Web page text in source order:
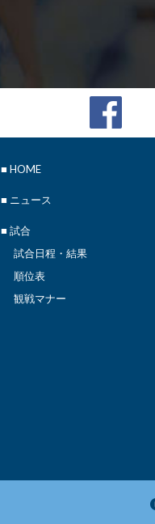
■ HOME
■ ニュース
■ 試合
試合日程・結果
順位表
観戦マナー